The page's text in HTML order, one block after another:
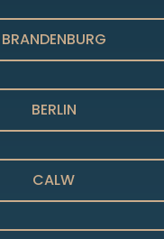
BRANDENBURG
BERLIN
CALW